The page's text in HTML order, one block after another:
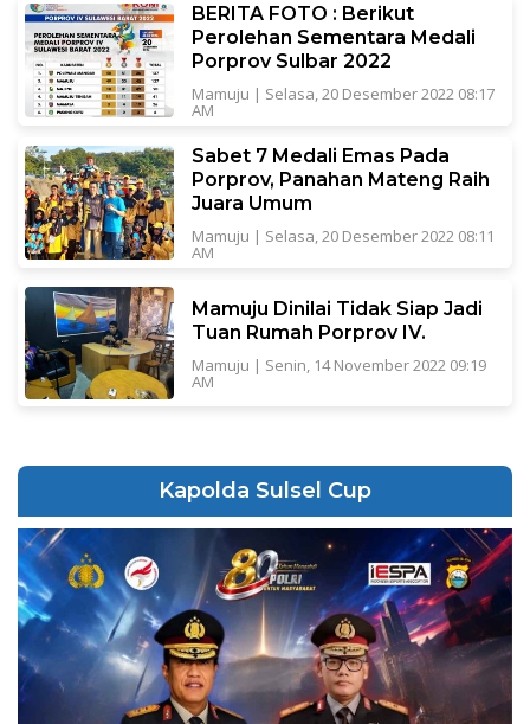
BERITA FOTO : Berikut
Perolehan Sementara Medali
Porprov Sulbar 2022
Mamuju | Selasa, 20 Desember 2022 08:17
AM
Sabet 7 Medali Emas Pada
Porprov, Panahan Mateng Raih
Juara Umum
Mamuju | Selasa, 20 Desember 2022 08:11
AM
Mamuju Dinilai Tidak Siap Jadi
Tuan Rumah Porprov IV.
Mamuju | Senin, 14 November 2022 09:19
AM
Kapolda Sulsel Cup